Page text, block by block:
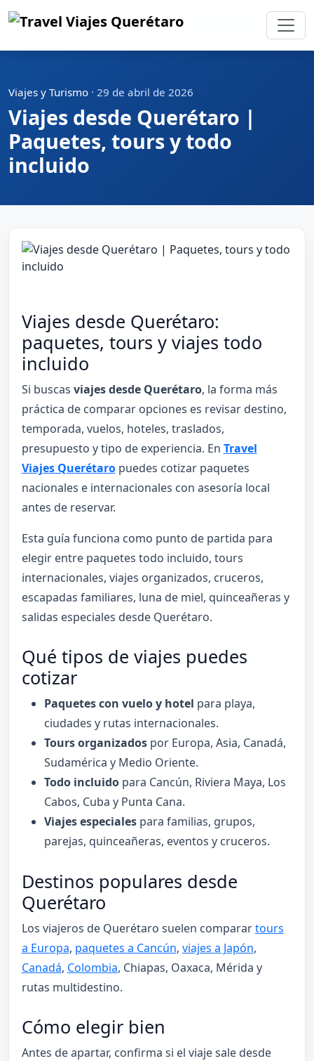
Viajes y Turismo · 29 de abril de 2026
Viajes desde Querétaro |
Paquetes, tours y todo
incluido
Viajes desde Querétaro:
paquetes, tours y viajes todo
incluido
Si buscas viajes desde Querétaro, la forma más
práctica de comparar opciones es revisar destino,
temporada, vuelos, hoteles, traslados,
presupuesto y tipo de experiencia. En Travel
Viajes Querétaropuedes cotizar paquetes
nacionales e internacionales con asesoría local
antes de reservar.
Esta guía funciona como punto de partida para
elegir entre paquetes todo incluido, tours
internacionales, viajes organizados, cruceros,
escapadas familiares, luna de miel, quinceañeras y
salidas especiales desde Querétaro.
Qué tipos de viajes puedes
cotizar
Paquetes con vuelo y hotel para playa,
ciudades y rutas internacionales.
Tours organizadospor Europa, Asia, Canadá,
Sudamérica y Medio Oriente.
Todo incluidopara Cancún, Riviera Maya, Los
Cabos, Cuba y Punta Cana.
Viajes especialespara familias, grupos,
parejas, quinceañeras, eventos y cruceros.
Destinos populares desde
Querétaro
Los viajeros de Querétaro suelen comparartours
a Europa, paquetes a Cancún, viajes a Japón,
Canadá, Colombia, Chiapas, Oaxaca, Mérida y
rutas multidestino.
Cómo elegir bien
Antes de apartar, confirma si el viaje sale desde